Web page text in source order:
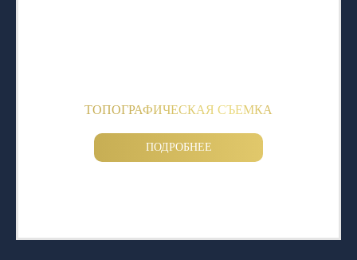
ТОПОГРАФИЧЕСКАЯ СЪЕМКА
ПОДРОБНЕЕ